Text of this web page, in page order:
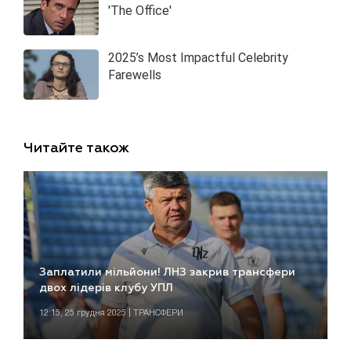
Читайте також
Заплатили мільйони! ЛНЗ закрив трансфери
двох лідерів клубу УПЛ
12:15, 25 грудня 2025 | ТРАНСФЕРИ